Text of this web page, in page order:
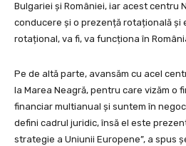
Bulgariei și României, iar acest centru
conducere și o prezență rotațională și
rotațional, va fi, va funcționa în
Pe de altă parte, avansăm cu acel
la Marea Neagră, pentru care vizăm o
financiar multianual și suntem în
defini cadrul juridic, însă el este
strategie a Uniunii Europene”, a spus